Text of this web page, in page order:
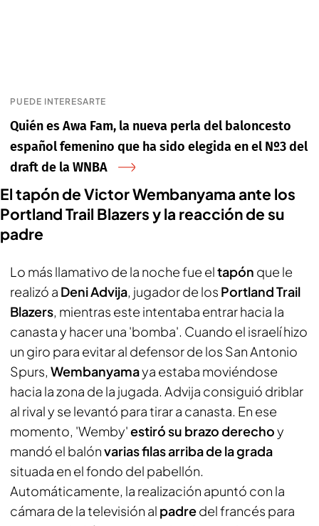
PUEDE INTERESARTE
Quién es Awa Fam, la nueva perla del baloncesto
español femenino que ha sido elegida en el Nº3 del
draft de la WNBA
El tapón de Victor Wembanyama ante los
Portland Trail Blazers y la reacción de su
padre
Lo más llamativo de la noche fue eltapón que le
realizó a Deni Advija, jugador de los Portland Trail
Blazers, mientras este intentaba entrar hacia la
canasta y hacer una 'bomba'. Cuando el israelí hizo
un giro para evitar al defensor de los San Antonio
Spurs, Wembanyamaya estaba moviéndose
hacia la zona de la jugada. Advija consiguió driblar
al rival y se levantó para tirar a canasta. En ese
momento, 'Wemby'estiró su brazo derechoy
mandó el balónvarias filas arriba de la grada
situada en el fondo del pabellón.
Automáticamente, la realización apuntó con la
cámara de la televisión al padredel francés para